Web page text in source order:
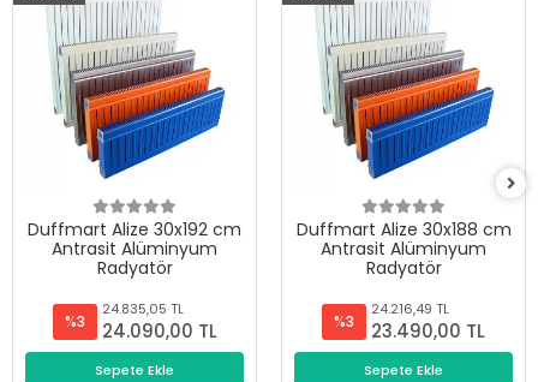
Duffmart Alize 30x192 cm
Antrasit Alüminyum
Radyatör
%3
24.835,05 TL
24.090,00 TL
Sepete Ekle
Duffmart Alize 30x188 cm
Antrasit Alüminyum
Radyatör
%3
24.216,49 TL
23.490,00 TL
Sepete Ekle